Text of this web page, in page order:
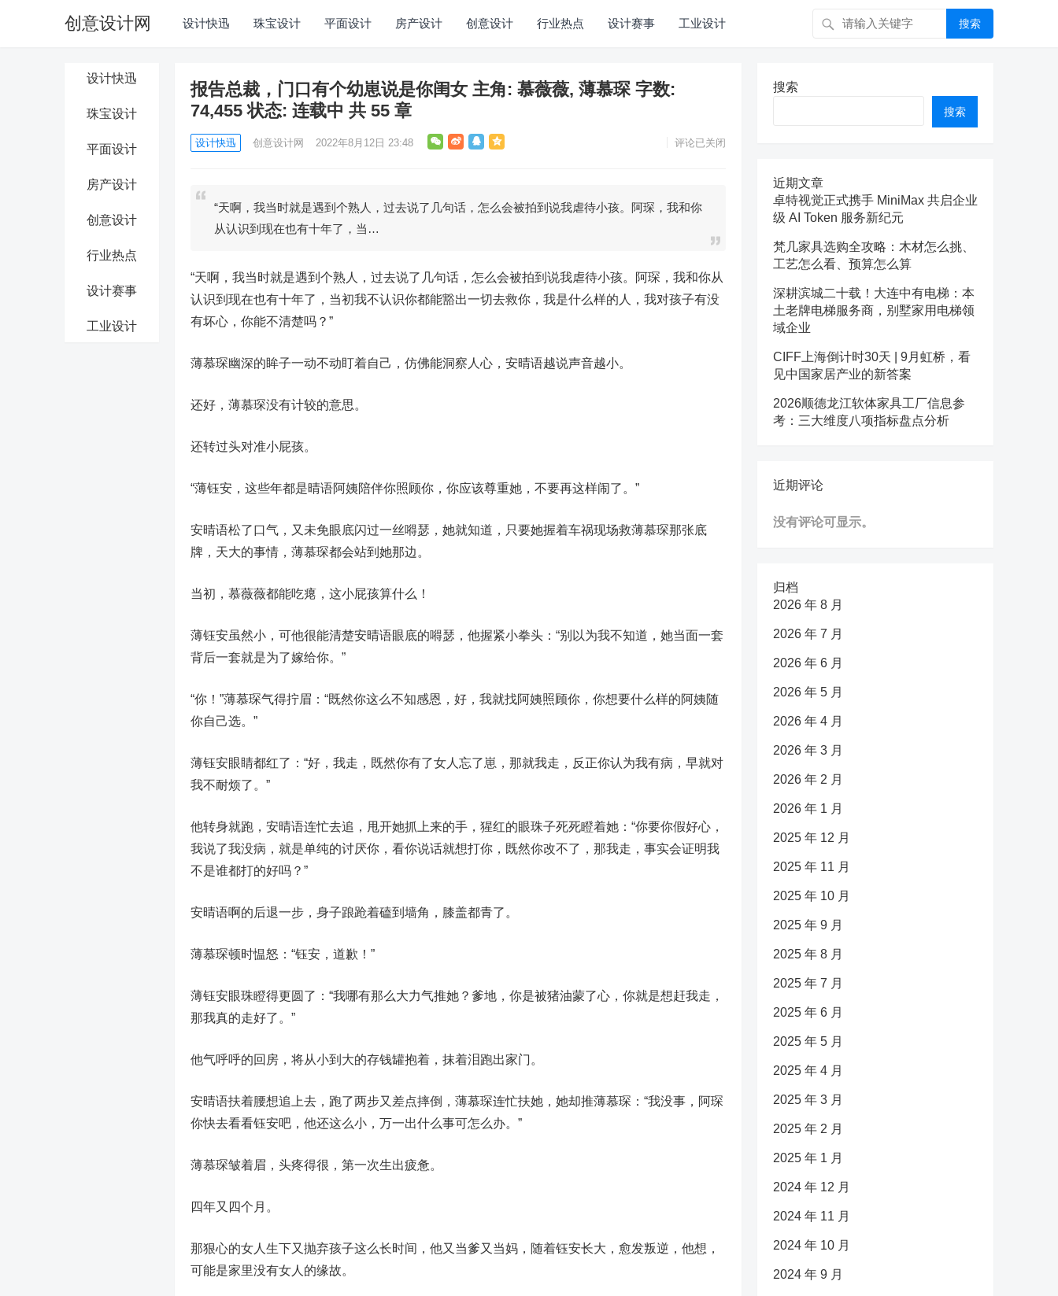
创意设计网 设计快迅 珠宝设计 平面设计 房产设计 创意设计 行业热点 设计赛事 工业设计 搜索
设计快迅
珠宝设计
平面设计
房产设计
创意设计
行业热点
设计赛事
工业设计
报告总裁，门口有个幼崽说是你闺女 主角: 慕薇薇, 薄慕琛 字数:
74,455 状态: 连载中 共 55 章
设计快迅 创意设计网 2022年8月12日 23:48 评论已关闭
“天啊，我当时就是遇到个熟人，过去说了几句话，怎么会被拍到说我虐待小孩。阿琛，我和你
从认识到现在也有十年了，当…
“天啊，我当时就是遇到个熟人，过去说了几句话，怎么会被拍到说我虐待小孩。阿琛，我和你从
认识到现在也有十年了，当初我不认识你都能豁出一切去救你，我是什么样的人，我对孩子有没
有坏心，你能不清楚吗？”
薄慕琛幽深的眸子一动不动盯着自己，仿佛能洞察人心，安晴语越说声音越小。
还好，薄慕琛没有计较的意思。
还转过头对准小屁孩。
“薄钰安，这些年都是晴语阿姨陪伴你照顾你，你应该尊重她，不要再这样闹了。”
安晴语松了口气，又未免眼底闪过一丝嘚瑟，她就知道，只要她握着车祸现场救薄慕琛那张底
牌，天大的事情，薄慕琛都会站到她那边。
当初，慕薇薇都能吃瘪，这小屁孩算什么！
薄钰安虽然小，可他很能清楚安晴语眼底的嘚瑟，他握紧小拳头：“别以为我不知道，她当面一套
背后一套就是为了嫁给你。”
“你！”薄慕琛气得拧眉：“既然你这么不知感恩，好，我就找阿姨照顾你，你想要什么样的阿姨随
你自己选。”
薄钰安眼睛都红了：“好，我走，既然你有了女人忘了崽，那就我走，反正你认为我有病，早就对
我不耐烦了。”
他转身就跑，安晴语连忙去追，甩开她抓上来的手，猩红的眼珠子死死瞪着她：“你要你假好心，
我说了我没病，就是单纯的讨厌你，看你说话就想打你，既然你改不了，那我走，事实会证明我
不是谁都打的好吗？”
安晴语啊的后退一步，身子踉跄着磕到墙角，膝盖都青了。
薄慕琛顿时愠怒：“钰安，道歉！”
薄钰安眼珠瞪得更圆了：“我哪有那么大力气推她？爹地，你是被猪油蒙了心，你就是想赶我走，
那我真的走好了。”
他气呼呼的回房，将从小到大的存钱罐抱着，抹着泪跑出家门。
安晴语扶着腰想追上去，跑了两步又差点摔倒，薄慕琛连忙扶她，她却推薄慕琛：“我没事，阿琛
你快去看看钰安吧，他还这么小，万一出什么事可怎么办。”
薄慕琛皱着眉，头疼得很，第一次生出疲惫。
四年又四个月。
那狠心的女人生下又抛弃孩子这么长时间，他又当爹又当妈，随着钰安长大，愈发叛逆，他想，
可能是家里没有女人的缘故。
搜索
搜索
近期文章
卓特视觉正式携手 MiniMax 共启企业
级 AI Token 服务新纪元
梵几家具选购全攻略：木材怎么挑、
工艺怎么看、预算怎么算
深耕滨城二十载！大连中有电梯：本
土老牌电梯服务商，别墅家用电梯领
域企业
CIFF上海倒计时30天 | 9月虹桥，看
见中国家居产业的新答案
2026顺德龙江软体家具工厂信息参
考：三大维度八项指标盘点分析
近期评论
没有评论可显示。
归档
2026 年 8 月
2026 年 7 月
2026 年 6 月
2026 年 5 月
2026 年 4 月
2026 年 3 月
2026 年 2 月
2026 年 1 月
2025 年 12 月
2025 年 11 月
2025 年 10 月
2025 年 9 月
2025 年 8 月
2025 年 7 月
2025 年 6 月
2025 年 5 月
2025 年 4 月
2025 年 3 月
2025 年 2 月
2025 年 1 月
2024 年 12 月
2024 年 11 月
2024 年 10 月
2024 年 9 月